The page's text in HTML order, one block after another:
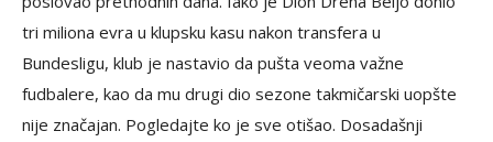
tri miliona evra u klupsku kasu nakon transfera u
Bundesligu, klub je nastavio da pušta veoma važne
fudbalere, kao da mu drugi dio sezone takmičarski uopšte
nije značajan. Pogledajte ko je sve otišao. Dosadašnji